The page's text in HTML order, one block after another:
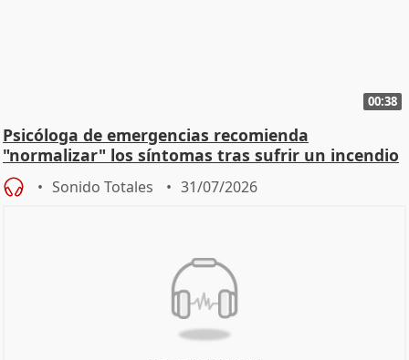
00:38
Psicóloga de emergencias recomienda
"normalizar" los síntomas tras sufrir un incendio
Sonido Totales 31/07/2026